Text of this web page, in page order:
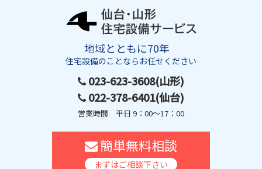
地域とともに70年
住宅設備のことならお任せください
023-623-3608(山形)
022-378-6401(仙台)
営業時間 平日 9：00～17：00
簡単無料相談
まずはご相談下さい